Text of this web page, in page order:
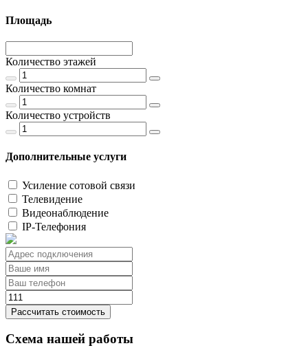
Площадь
Количество этажей
Количество комнат
Количество устройств
Дополнительные услуги
Усиление сотовой связи
Телевидение
Видеонаблюдение
IP-Телефония
Рассчитать стоимость
Схема нашей работы